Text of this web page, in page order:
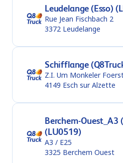
Leudelange (Esso)
Rue Jean Fischbach 2
3372 Leudelange
Schifflange
Z.I. Um Monkeler
4149 Esch sur Alzette
Berchem-Ouest_A3
(LU0519)
A3 / E25
3325 Berchem Ouest